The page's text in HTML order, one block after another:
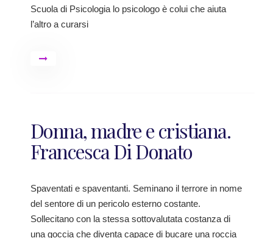
Scuola di Psicologia lo psicologo è colui che aiuta
l’altro a curarsi
Donna, madre e cristiana.
Francesca Di Donato
Spaventati e spaventanti. Seminano il terrore in nome
del sentore di un pericolo esterno costante.
Sollecitano con la stessa sottovalutata costanza di
una goccia che diventa capace di bucare una roccia